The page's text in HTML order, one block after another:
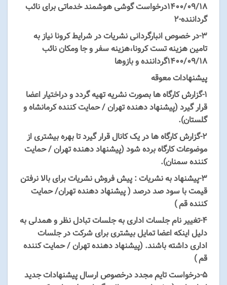
۱۴۰۰/۰۹/18درخواست گوشی هوشمند خدماتی برای نائب
گرداننده-۲
۳-در خصوص انبارگردانی نشریات در شرایط کرونا نیاز به
تامین هزینه تست کرونا،هزینه سفر و جا ومکان نائب
۱۴۰۰/۰۹/18گرداننده و بازوها
پیشنهادات معوقه
۱-گزارش کارگاه ها بصورت نشریه تهیه گردد و دراختیار اعضا
قرار گیرد (پیشنهاد دهنده تهران / حمایت کننده کرمانشاه و
گلستان).
۲-گزارش کارگاه ها در یک کانال قرار گیرد تا بهره بیشتری از
موضوعات کارگاه برده شود (پیشنهاد دهنده تهران / حمایت
کننده سمنان).
۳-پیشنهاد به نشریات : پیش فروش نشریات برای بالا نرفتن
قیمت با سود صد درصد ( پیشنهاد دهنده تهران/ حمایت
کننده قم )
۴-تغییر نام جلسات اداری به جلسات تبادل نظر و همدلی به
دلیل اینکه اعضا تمایل بیشتری برای شرکت در جلسات
اداری داشته باشند. (پیشنهاد دهنده تهران / حمایت کننده
قم )
۵-درخواست تایم مجدد درخصوص ارسال پیشنهادات جدید